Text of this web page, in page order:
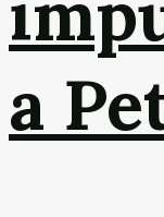
a